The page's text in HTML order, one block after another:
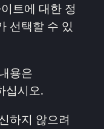
트에 대한 정
선택할 수 있
용은
십시오.
하지 않으려